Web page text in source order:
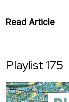
Read Article
Playlist 175